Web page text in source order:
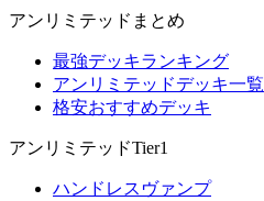
アンリミテッドまとめ
最強デッキランキング
アンリミテッドデッキ一覧
格安おすすめデッキ
アンリミテッドTier1
ハンドレスヴァンプ